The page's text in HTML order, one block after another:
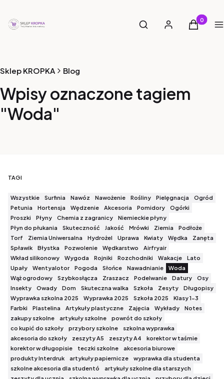
Otwórz wyszukiwarkę
Szukaj Zaloguj sięProdukty
Koszyk
Sklep KROPKA Blog
Wpisy oznaczone tagiem
"Woda"
TAGI
Wszystkie Surfinia Nawóz Nawożenie Rośliny Pielęgnacja
Ogród
Petunia
Hortensja Wędzenie Akcesoria Pomidory
Ogórki
Proszki
Płyny Chemia z zagranicy
Niemieckie płyny
Płyn do płukania
Skuteczność Jakość Mrówki Ziemia
Podłoże
Torf
Ziemia Uniwersalna Hydrożel Uprawa Kwiaty Wędka
Zanęta
Spławik
Błystka Pozwolenie Wędkarstwo
Airfryair
Wkład silikonowy
Wygoda Rojniki Rozchodniki Wakacje
Lato
Upały
Wentyalotor Pogoda Słońce Nawadnianie
Woda
Wąż ogrodowy
Szybkosłącza Zraszacz Podelwanie Datury
Osy
Insekty
Owady Dom Skuteczna walka Szkoła Zesyty
Długopisy
Wyprawka szkolna 2025
Wyprawka 2025 Szkoła 2025
Klasy 1-3
Farbki
Plastelina Artykuły plastyczne Zajęcia Wykłady
Notes
zakupy szkolne
artykuły szkolne
powrót do szkoły
co kupić do szkoły
przybory szkolne
szkolna wyprawka
akcesoria do szkoły
zeszyty A5 zeszyty A4
korektor w taśmie
korektor w długopisie
teczki szkolne
akcesoria biurowe
produkty Interdruk
artykuły papiernicze
wyprawka dla studenta
szkolne akcesoria dla studentó
artykuły szkolne dla starszych